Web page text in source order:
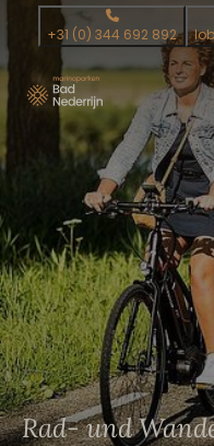
+31 (0) 344 692 892
Rad- und